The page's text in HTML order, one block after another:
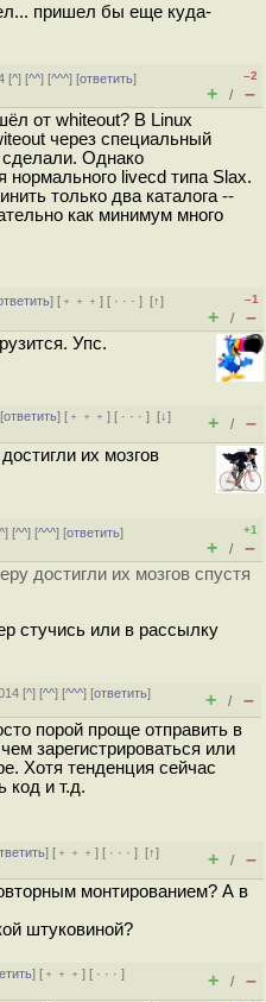
пришел бы еще куда-
[^] [^^] [^^^] [ответить]
–2
+ / –
от whiteout? В Linux
через специальный
Однако
нормального livecd типа Slax.
только два каталога --
как минимум много
] [ ﹢﹢﹢] [ · · ·][↑]
–1
+ / –
Упс.
ответить] [ ﹢﹢﹢] [ · · ·][↓]
+ / –
их мозгов
^] [^^] [^^^] [ответить]
+1
+ / –
достигли их мозгов спустя
стучись или в рассылку
[^] [^^] [^^^] [ответить]
+ / –
порой проще отправить в
зарегистрироваться или
Хотя тенденция сейчас
код и т.д.
] [ ﹢﹢﹢] [ · · ·][↑]
+ / –
монтированием? А в
штуковиной?
] [ ﹢﹢﹢] [ · · ·]
+ / –